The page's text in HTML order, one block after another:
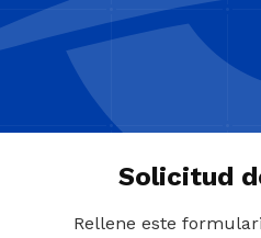
Solicitud
Rellene este